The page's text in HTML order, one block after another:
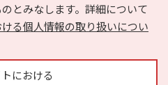
とみなします。詳細について
ける個人情報の取り扱いについ
における
扱いについて
運営会社
載に関するお問い合わせ